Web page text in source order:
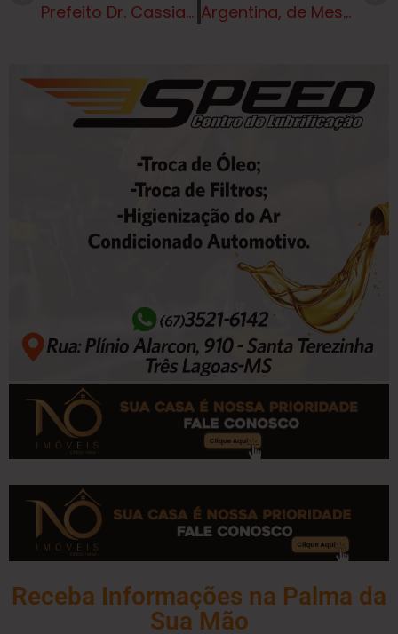
Prefeito Dr. Cassiano Maia acompanha atendimentos no 1º dia do Mutirão da Saúde e destaca esforço para reduzir filas de especialidades Argentina, de Messi, enfrenta o Egito em jogo das oitavas da Copa do Mundo nesta terça; veja programação
Receba Informações na Palma da
Sua Mão